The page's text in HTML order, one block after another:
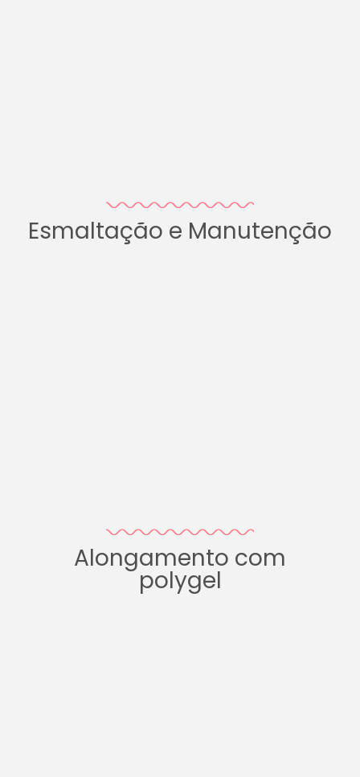
Esmaltação e Manutenção
Alongamento com
polygel